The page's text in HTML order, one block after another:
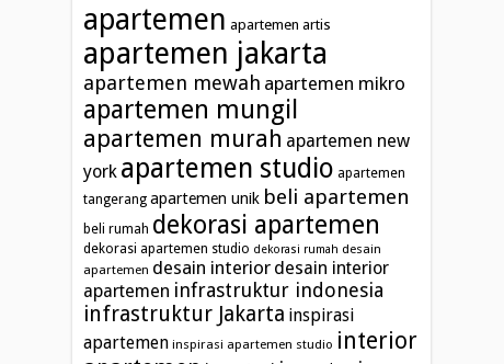
apartemen apartemen artis
apartemen jakarta
apartemen mewah apartemen mikro
apartemen mungil
apartemen murah apartemen new
york apartemen studio apartemen
tangerang apartemen unik beli apartemen
beli rumah dekorasi apartemen
dekorasi apartemen studio dekorasi rumah desain
apartemen desain interior desain interior
apartemen infrastruktur indonesia
infrastruktur Jakarta inspirasi
apartemen inspirasi apartemen studio interior